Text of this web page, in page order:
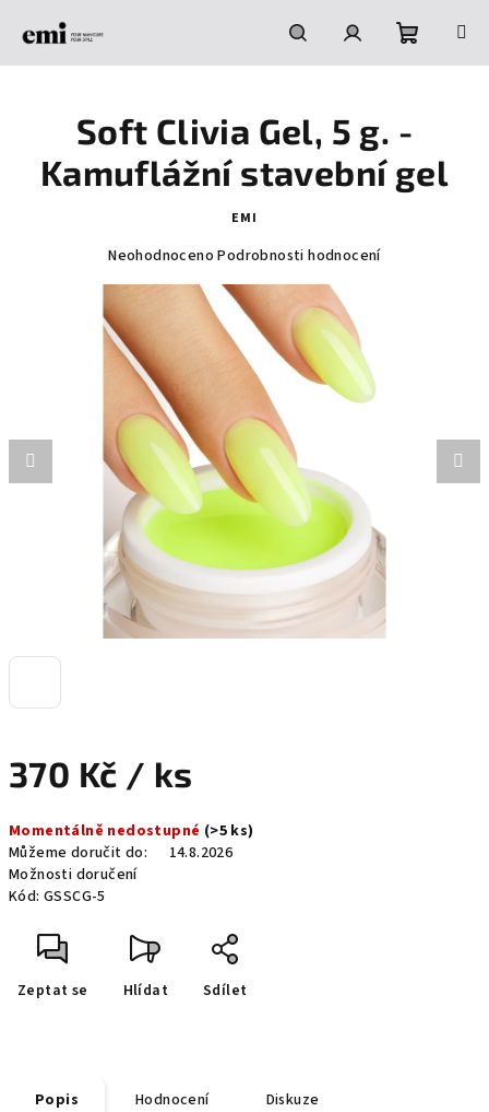
HledatPřihlášeníNákupní
košík
370 Kč / ks
cena:
Momentálně nedostupné (>5 ks)
Můžeme doručit do:
14.8.2026
Možnosti doručení
Kód: GSSCG-5
Zeptat se Hlídat Sdílet
Soft Clivia Gel, 5 g. -
Kamuflážní stavební gel
EMI
Průměrné
je
0,0
hvězdiček.
Neohodnoceno Podrobnosti hodnocení
Popis Hodnocení Diskuze